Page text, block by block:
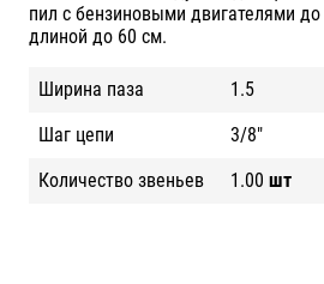
пил с бензиновыми двигателями
длиной до 60 см.
Ширина паза
1.5
Шаг цепи
3/8"
Количество звеньев
1.00 шт